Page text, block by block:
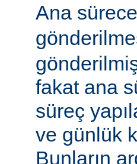
Ana sürece
fakat ana
süreç
ve günlük
Bunların